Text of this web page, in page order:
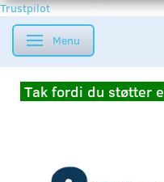
Trustpilot
Skifte navigation
Menu
Tak fordi du støtter